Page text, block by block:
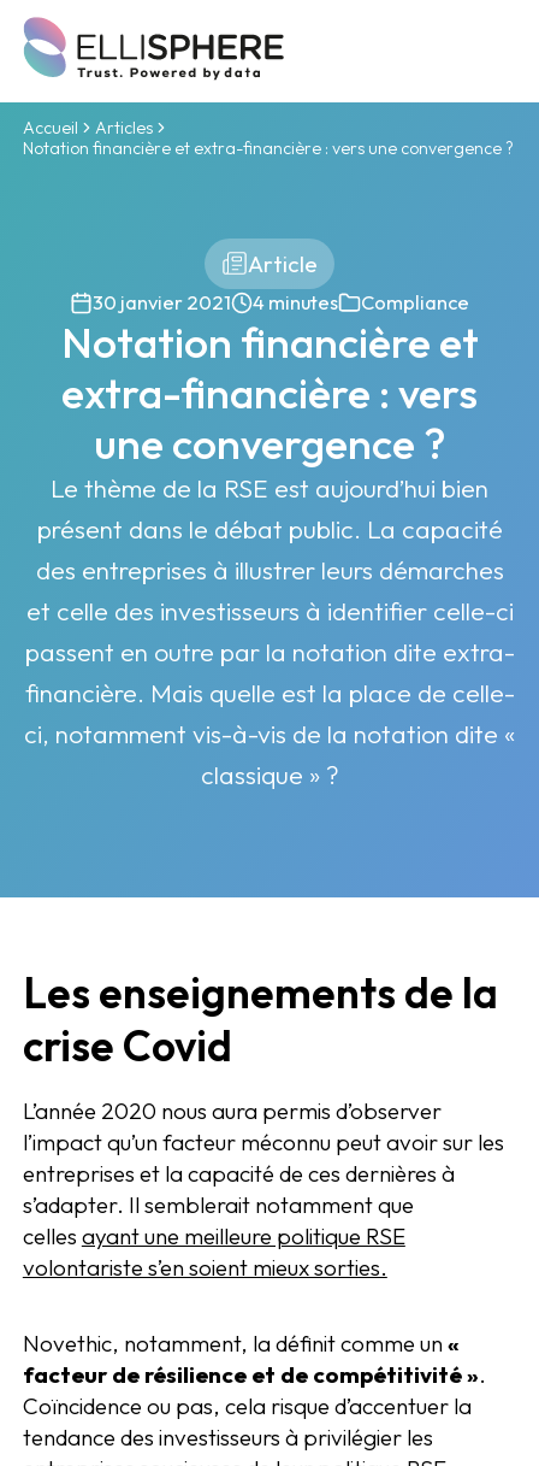
Accueil
Articles
Notation financière et extra-financière : vers une convergence ?
Article
30 janvier 2021 4 minutes Compliance
Notation financière et
extra-financière : vers
une convergence ?
Le thème de la RSE est aujourd’hui bien
présent dans le débat public. La capacité
des entreprises à illustrer leurs démarches
et celle des investisseurs à identifier celle-ci
passent en outre par la notation dite extra-
financière. Mais quelle est la place de celle-
ci, notamment vis-à-vis de la notation dite «
classique » ?
Les enseignements de la
crise Covid
L’année 2020 nous aura permis d’observer
l’impact qu’un facteur méconnu peut avoir sur les
entreprises et la capacité de ces dernières à
s’adapter. Il semblerait notamment que
celles ayant une meilleure politique RSE
volontariste s’en soient mieux sorties.
Novethic, notamment, la définit comme un «
facteur de résilience et de compétitivité ».
Coïncidence ou pas, cela risque d’accentuer la
tendance des investisseurs à privilégier les